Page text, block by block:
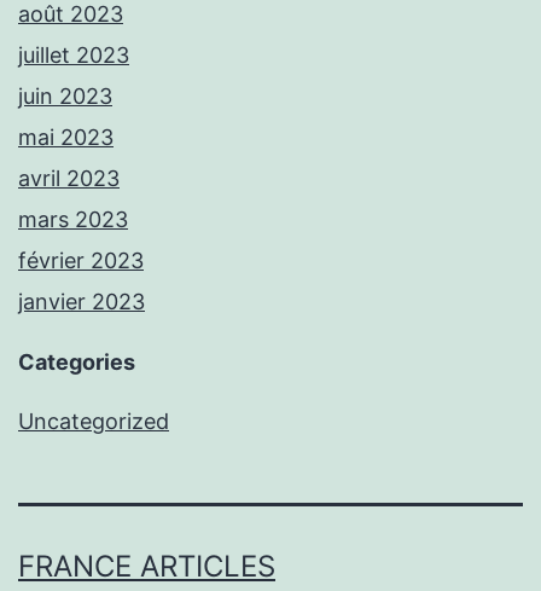
août 2023
juillet 2023
juin 2023
mai 2023
avril 2023
mars 2023
février 2023
janvier 2023
Categories
Uncategorized
FRANCE ARTICLES